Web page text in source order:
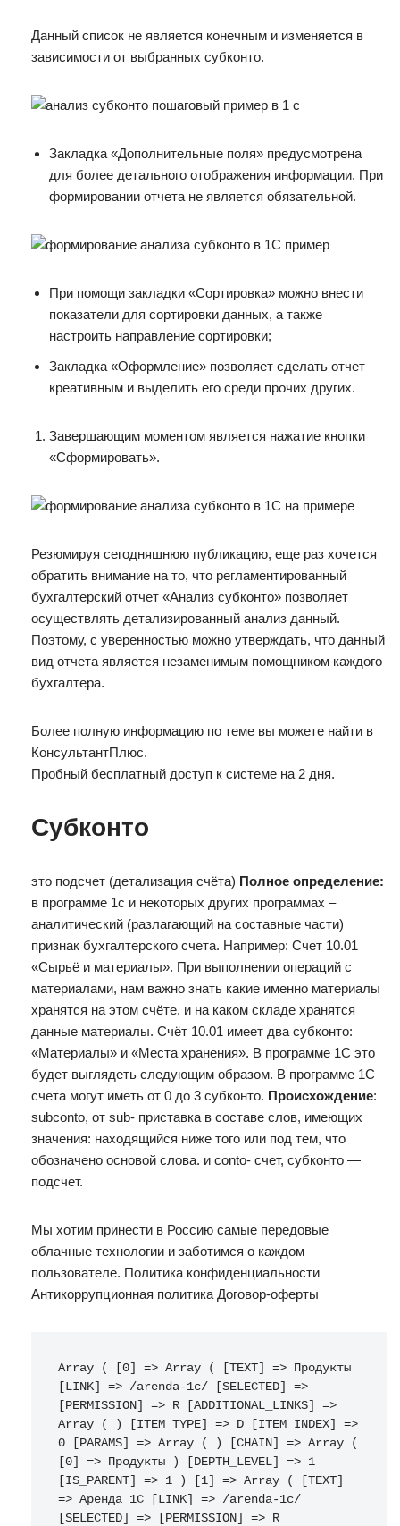
Данный список не является конечным и изменяется в
зависимости от выбранных субконто.
Закладка «Дополнительные поля» предусмотрена
для более детального отображения информации. При
формировании отчета не является обязательной.
При помощи закладки «Сортировка» можно внести
показатели для сортировки данных, а также
настроить направление сортировки;
Закладка «Оформление» позволяет сделать отчет
креативным и выделить его среди прочих других.
Завершающим моментом является нажатие кнопки
«Сформировать».
Резюмируя сегодняшнюю публикацию, еще раз хочется
обратить внимание на то, что регламентированный
бухгалтерский отчет «Анализ субконто» позволяет
осуществлять детализированный анализ данный.
Поэтому, с уверенностью можно утверждать, что данный
вид отчета является незаменимым помощником каждого
бухгалтера.
Более полную информацию по теме вы можете найти в
КонсультантПлюс.
Пробный бесплатный доступ к системе на 2 дня.
Субконто
это подсчет (детализация счёта) Полное определение:
в программе 1с и некоторых других программах –
аналитический (разлагающий на составные части)
признак бухгалтерского счета. Например: Счет 10.01
«Сырьё и материалы». При выполнении операций с
материалами, нам важно знать какие именно материалы
хранятся на этом счёте, и на каком складе хранятся
данные материалы. Счёт 10.01 имеет два субконто:
«Материалы» и «Места хранения». В программе 1С это
будет выглядеть следующим образом. В программе 1С
счета могут иметь от 0 до 3 субконто. Происхождение:
subconto, от sub- приставка в составе слов, имеющих
значения: находящийся ниже того или под тем, что
обозначено основой слова. и сonto- счет, субконто —
подсчет.
Мы хотим принести в Россию самые передовые
облачные технологии и заботимся о каждом
пользователе. Политика конфиденциальности
Антикоррупционная политика Договор-оферты
Array ( [0] => Array ( [TEXT] => Продукты
[LINK] => /arenda-1c/ [SELECTED] =>
[PERMISSION] => R [ADDITIONAL_LINKS] =>
Array ( ) [ITEM_TYPE] => D [ITEM_INDEX] =>
0 [PARAMS] => Array ( ) [CHAIN] => Array (
[0] => Продукты ) [DEPTH_LEVEL] => 1
[IS_PARENT] => 1 ) [1] => Array ( [TEXT]
=> Аренда 1С [LINK] => /arenda-1c/
[SELECTED] => [PERMISSION] => R